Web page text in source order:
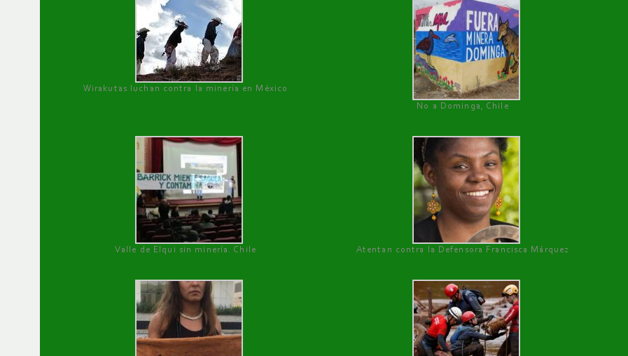
Wirakutas luchan contra la minería en México
No a Dominga, Chile
Valle de Elqui sin minería. Chile Atentan contra la Defensora Francisca Márquez